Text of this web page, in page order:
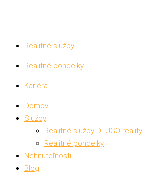
Realitné služby
Realitné pondelky
Kariéra
Domov
Služby
Realitné služby DLUGO reality
Realitné pondelky
Nehnuteľnosti
Blog